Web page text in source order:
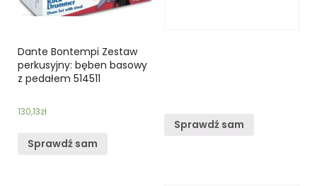
Dante Bontempi Zestaw
perkusyjny: bęben basowy
z pedałem 514511
130,13zł
Sprawdź sam
Sprawdź sam